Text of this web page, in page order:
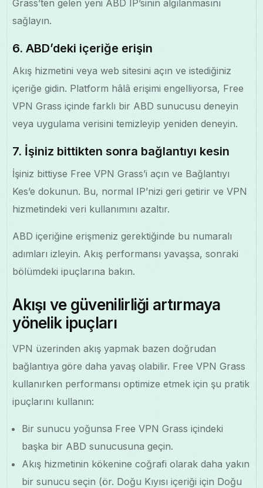
Grass’ten gelen yeni ABD IP’sinin algılanmasını
sağlayın.
6. ABD’deki içeriğe erişin
Akış hizmetini veya web sitesini açın ve istediğiniz
içeriğe gidin. Platform hâlâ erişimi engelliyorsa, Free
VPN Grass içinde farklı bir ABD sunucusu deneyin
veya uygulama verisini temizleyip yeniden deneyin.
7. İşiniz bittikten sonra bağlantıyı kesin
İşiniz bittiyse Free VPN Grass’i açın ve Bağlantıyı
Kes’e dokunun. Bu, normal IP’nizi geri getirir ve VPN
hizmetindeki veri kullanımını azaltır.
ABD içeriğine erişmeniz gerektiğinde bu numaralı
adımları izleyin. Akış performansı yavaşsa, sonraki
bölümdeki ipuçlarına bakın.
Akışı ve güvenilirliği artırmaya
yönelik ipuçları
VPN üzerinden akış yapmak bazen doğrudan
bağlantıya göre daha yavaş olabilir. Free VPN Grass
kullanırken performansı optimize etmek için şu pratik
ipuçlarını kullanın:
Bir sunucu yoğunsa Free VPN Grass içindeki
başka bir ABD sunucusuna geçin.
Akış hizmetinin kökenine coğrafi olarak daha yakın
bir sunucu seçin (ör. Doğu Kıyısı içeriği için Doğu